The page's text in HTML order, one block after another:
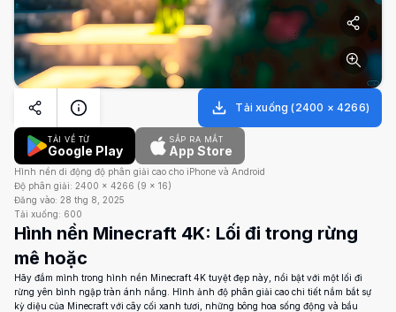
Tải xuống (2400 × 4266)
TẢI VỀ TỪ
Google Play
SẮP RA MẮT
App Store
Hình nền di động độ phân giải cao cho iPhone và Android
Độ phân giải: 2400 × 4266 (9 × 16)
Đăng vào: 28 thg 8, 2025
Tải xuống: 600
Hình nền Minecraft 4K: Lối đi trong rừng
mê hoặc
Hãy đắm mình trong hình nền Minecraft 4K tuyệt đẹp này, nổi bật với một lối đi
rừng yên bình ngập tràn ánh nắng. Hình ảnh độ phân giải cao chi tiết nắm bắt sự
kỳ diệu của Minecraft với cây cối xanh tươi, những bông hoa sống động và bầu